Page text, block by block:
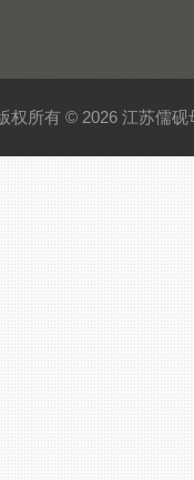
权所有 © 2026 江苏儒